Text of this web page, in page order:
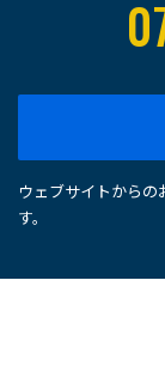
ウェブサイトから
す。